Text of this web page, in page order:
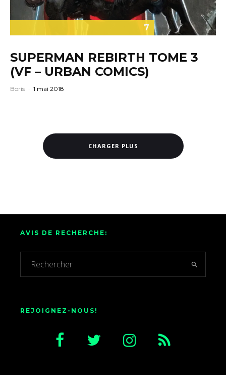
7
SUPERMAN REBIRTH TOME 3
(VF – URBAN COMICS)
Boris · 1 mai 2018
CHARGER PLUS
AVIS DE RECHERCHE:
REJOIGNEZ-NOUS!